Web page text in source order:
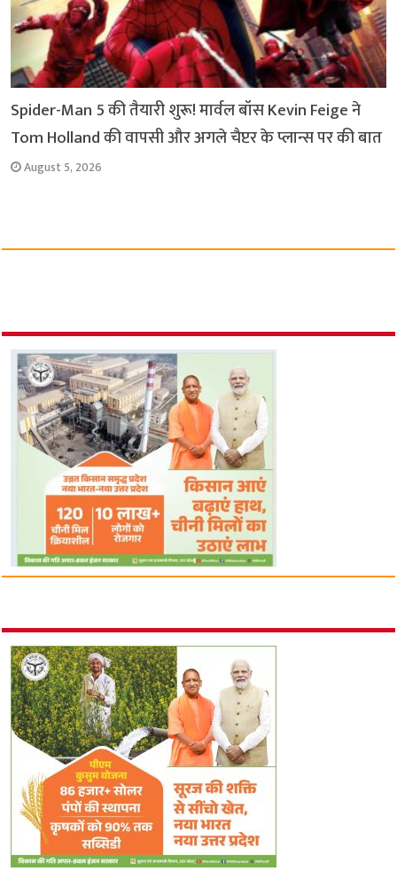
Spider-Man 5 की तैयारी शुरू! मार्वल बॉस Kevin Feige ने
Tom Holland की वापसी और अगले चैप्टर के प्लान्स पर की बात
August 5, 2026